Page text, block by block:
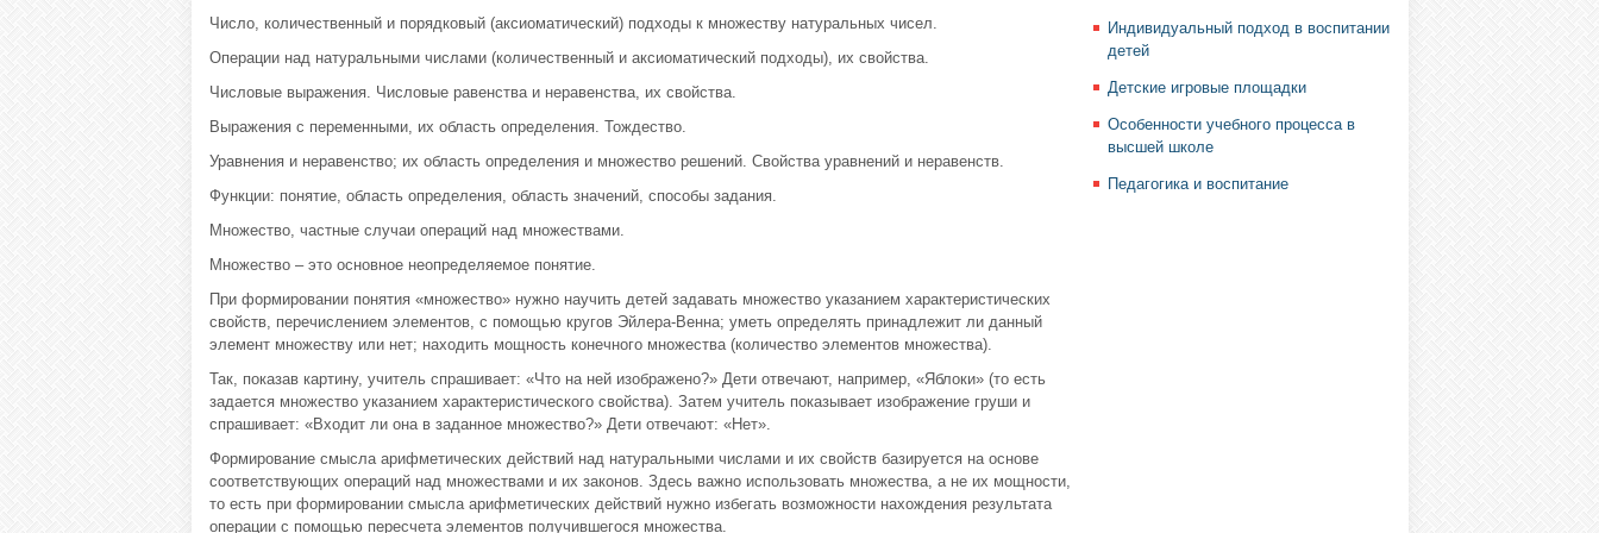
Число, количественный и порядковый (аксиоматический) подходы к множеству натуральных чисел.
Операции над натуральными числами (количественный и аксиоматический подходы), их свойства.
Числовые выражения. Числовые равенства и неравенства, их свойства.
Выражения с переменными, их область определения. Тождество.
Уравнения и неравенство; их область определения и множество решений. Свойства уравнений и неравенств.
Функции: понятие, область определения, область значений, способы задания.
Множество, частные случаи операций над множествами.
Множество – это основное неопределяемое понятие.
При формировании понятия «множество» нужно научить детей задавать множество указанием характеристических
свойств, перечислением элементов, с помощью кругов Эйлера-Венна; уметь определять принадлежит ли данный
элемент множеству или нет; находить мощность конечного множества (количество элементов множества).
Так, показав картину, учитель спрашивает: «Что на ней изображено?» Дети отвечают, например, «Яблоки» (то есть
задается множество указанием характеристического свойства). Затем учитель показывает изображение груши и
спрашивает: «Входит ли она в заданное множество?» Дети отвечают: «Нет».
Формирование смысла арифметических действий над натуральными числами и их свойств базируется на основе
соответствующих операций над множествами и их законов. Здесь важно использовать множества, а не их мощности,
то есть при формировании смысла арифметических действий нужно избегать возможности нахождения результата
операции с помощью пересчета элементов получившегося множества.
Индивидуальный подход в воспитании
детей
Детские игровые площадки
Особенности учебного процесса в
высшей школе
Педагогика и воспитание